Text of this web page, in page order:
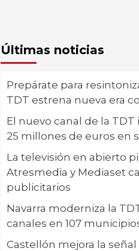
Últimas noticias
Prepárate para
TDT estrena nueva era
El nuevo canal de la
25 millones de euros en
La televisión en abierto
Atresmedia y Mediaset
publicitarios
Navarra moderniza la
canales en 107
Castellón mejora la